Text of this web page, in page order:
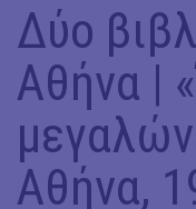
Δύο
Αθήνα |
Αθήνα,